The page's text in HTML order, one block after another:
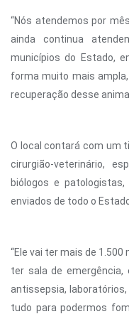
“Nós atendemos por
ainda continua
municípios do Estado,
forma muito mais
recuperação desse
O local contará com um
cirurgião-veterinário,
biólogos e
enviados de todo o
“Ele vai ter mais de
ter sala de emergência,
antissepsia,
tudo para podermos